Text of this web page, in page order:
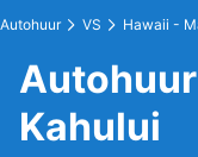
Autohuur VS Hawaii -
Kahului